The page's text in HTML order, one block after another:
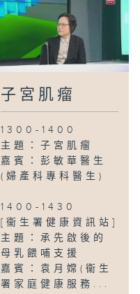
子宮肌瘤
1300-1400
主題：子宮肌瘤
嘉賓：彭敏華醫生
(婦產科專科醫生)
1400-1430
[衞生署健康資訊站]
主題：承先啟後的
母乳餵哺支援
嘉賓：袁月嫦(衞生
署家庭健康服務...